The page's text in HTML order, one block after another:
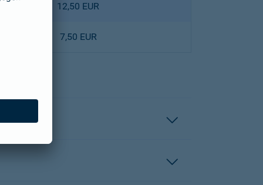
12,50 EUR
7,50 EUR